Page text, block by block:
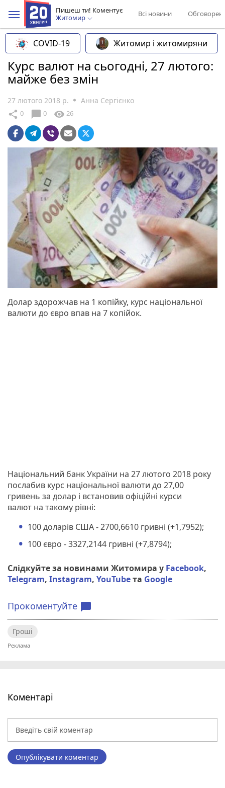
Пишеш ти! Коментує
Житомир
Всі новини
COVID-19 Житомир і житомиряни
Курс валют на сьогодні, 27 лютого:
майже без змін
27 лютого 2018 р. Анна Сергієнко
share 0 chat_bubble 0 visibility 26
Долар здорожчав на 1 копійку, курс національної
валюти до євро впав на 7 копійок.
Національний банк України на 27 лютого 2018 року
послабив курс національної валюти до 27,00
гривень за долар і встановив офіційні курси
валют на такому рівні:
100 доларів США - 2700,6610 гривні (+1,7952);
100 євро - 3327,2144 гривні (+7,8794);
Слідкуйте за новинами Житомира у Facebook,
Telegram, Instagram, YouTubeта Google
Прокоментуйте chat_bubble
Гроші
Коментарі
Опублікувати коментар